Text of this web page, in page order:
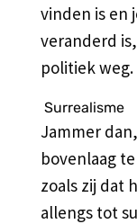
vinden is en
veranderd
politiek weg.
Surrealisme
Jammer
bovenlaag
zoals zij dat
allengs tot